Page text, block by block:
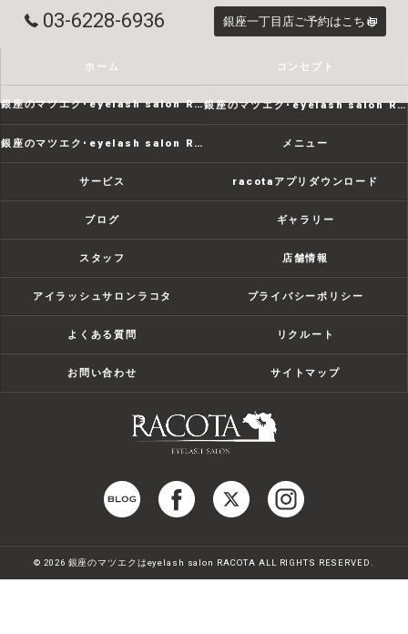
03-6228-6936 銀座一丁目店ご予約はこちら
ホーム コンセプト
銀座のマツエク･eyelash salon RACOTAの口コミ情報 銀座のマツエク･eyelash salon RACOTAの評判
銀座のマツエク･eyelash salon RACOTAのお客様の声 メニュー
サービス racotaアプリダウンロード
ブログ ギャラリー
スタッフ 店舗情報
アイラッシュサロンラコタ プライバシーポリシー
よくある質問 リクルート
お問い合わせ サイトマップ
© 2026 銀座のマツエクはeyelash salon RACOTA ALL RIGHTS RESERVED.